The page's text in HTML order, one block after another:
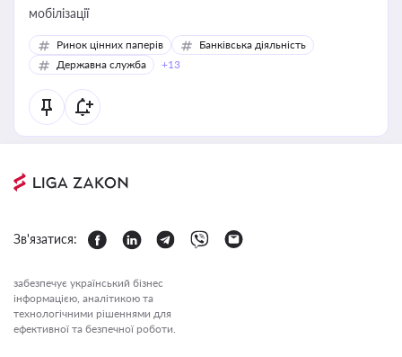
мобілізації
Ринок цінних паперів
Банківська діяльність
Державна служба
+13
Зв'язатися:
забезпечує український бізнес
інформацією, аналітикою та
технологічними рішеннями для
ефективної та безпечної роботи.